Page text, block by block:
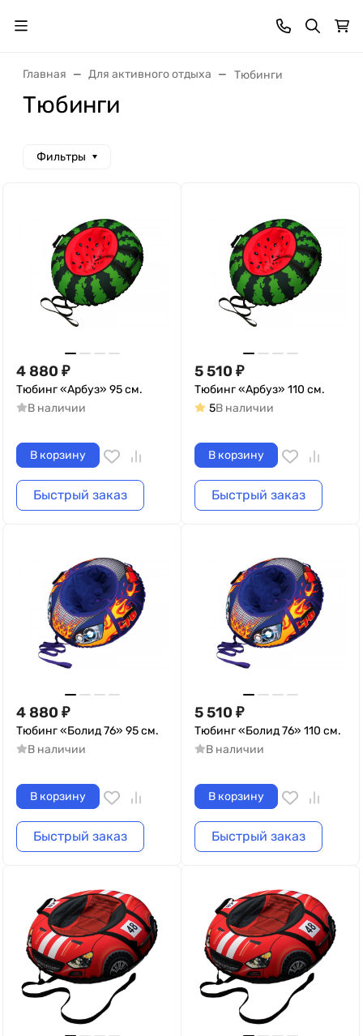
Главная Для активного отдыха Тюбинги
Тюбинги
Фильтры
4 880 ₽
Тюбинг «Арбуз» 95 см.
В наличии
В корзину
Быстрый заказ
5 510 ₽
Тюбинг «Арбуз» 110 см.
5В наличии
В корзину
Быстрый заказ
4 880 ₽
Тюбинг «Болид 76» 95 см.
В наличии
В корзину
Быстрый заказ
5 510 ₽
Тюбинг «Болид 76» 110 см.
В наличии
В корзину
Быстрый заказ